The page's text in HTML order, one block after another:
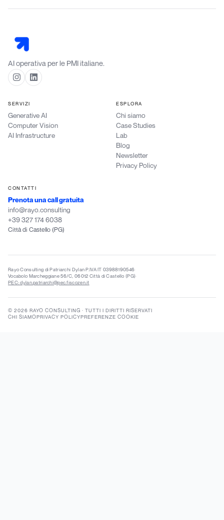
AI operativa per le PMI italiane.
SERVIZI
Generative AI
Computer Vision
AI Infrastructure
ESPLORA
Chi siamo
Case Studies
Lab
Blog
Newsletter
Privacy Policy
CONTATTI
Prenota una call gratuita
info@rayo.consulting
+39 327 174 6038
Città di Castello (PG)
Rayo Consulting di Patriarchi Dylan·P.IVA IT 03988190546·
Vocabolo Marcheggiane 56/C, 06012 Città di Castello (PG)·
PEC: dylan.patriarchi@pec.fiscozen.it
© 2026 RAYO CONSULTING · TUTTI I DIRITTI RISERVATI
CHI SIAMOPRIVACY POLICYPREFERENZE COOKIE